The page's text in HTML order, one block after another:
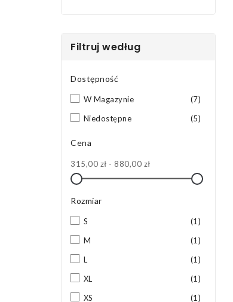
Filtruj według
Dostępność
W Magazynie
(7)
Niedostępne
(5)
Cena
315,00 zł - 880,00 zł
Rozmiar
S
(1)
M
(1)
L
(1)
XL
(1)
XS
(1)